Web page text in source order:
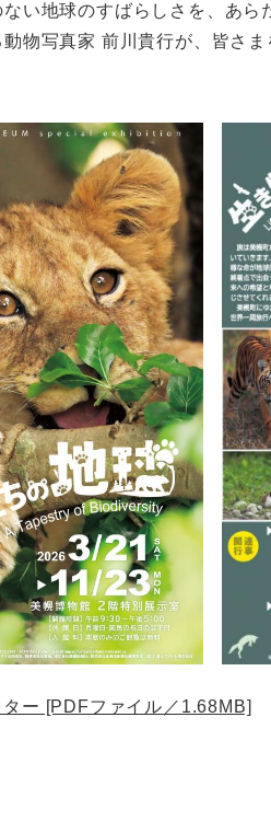
い地球のすばらしさを、あら
物写真家 前川貴行が、皆さ
ー [PDFファイル／1.68MB]